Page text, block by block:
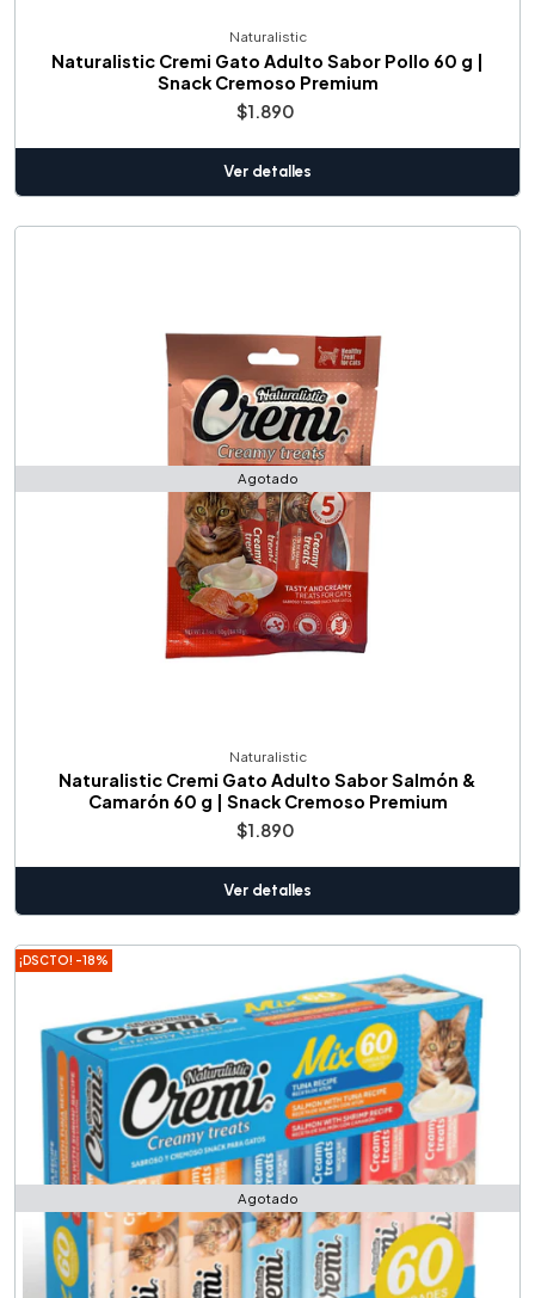
Naturalistic
Naturalistic Cremi Gato Adulto Sabor Pollo 60 g |
Snack Cremoso Premium
$1.890
Ver detalles
Agotado
Naturalistic
Naturalistic Cremi Gato Adulto Sabor Salmón &
Camarón 60 g | Snack Cremoso Premium
$1.890
Ver detalles
¡DSCTO! -18%
Agotado